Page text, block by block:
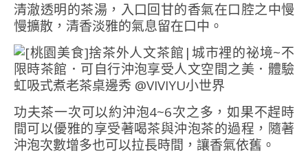
清澈透明的茶湯，入口回甘的香氣在口腔之中慢
慢擴散，清香淡雅的氣息留在口中。
功夫茶一次可以約沖泡4~6次之多，如果不趕時
間可以優雅的享受著喝茶與沖泡茶的過程，隨著
沖泡次數增多也可以拉長時間，讓香氣依舊。